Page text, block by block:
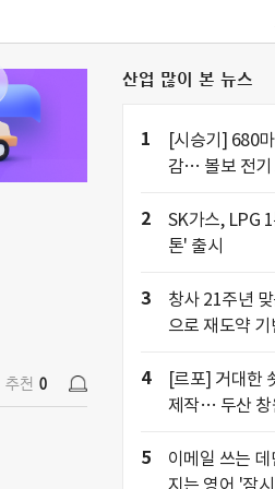
추천 0
산업 많이 본 뉴스